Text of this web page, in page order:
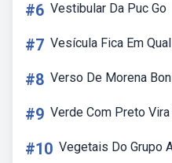
#6 Vestibular Da Puc Go
#7 Vesícula Fica Em
#8 Verso De Morena
#9 Verde Com Preto Vira
#10 Vegetais Do Grupo